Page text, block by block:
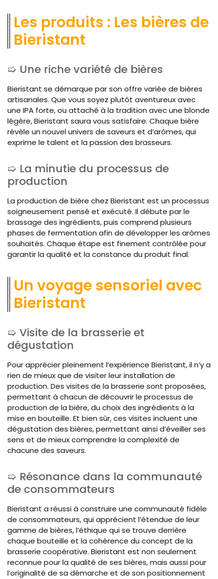
Les produits : Les bières de
Bieristant
Une riche variété de bières
Bieristant se démarque par son offre variée de bières
artisanales. Que vous soyez plutôt aventureux avec
une IPA forte, ou attaché à la tradition avec une blonde
légère, Bieristant saura vous satisfaire. Chaque bière
révèle un nouvel univers de saveurs et d’arômes, qui
exprime le talent et la passion des brasseurs.
La minutie du processus de
production
La production de bière chez Bieristant est un processus
soigneusement pensé et exécuté. Il débute par le
brassage des ingrédients, puis comprend plusieurs
phases de fermentation afin de développer les arômes
souhaités. Chaque étape est finement contrôlée pour
garantir la qualité et la constance du produit final.
Un voyage sensoriel avec
Bieristant
Visite de la brasserie et
dégustation
Pour apprécier pleinement l’expérience Bieristant, il n’y a
rien de mieux que de visiter leur installation de
production. Des visites de la brasserie sont proposées,
permettant à chacun de découvrir le processus de
production de la bière, du choix des ingrédients à la
mise en bouteille. Et bien sûr, ces visites incluent une
dégustation des bières, permettant ainsi d’éveiller ses
sens et de mieux comprendre la complexité de
chacune des saveurs.
Résonance dans la communauté
de consommateurs
Bieristant a réussi à construire une communauté fidèle
de consommateurs, qui apprécient l’étendue de leur
gamme de bières, l’éthique qui se trouve derrière
chaque bouteille et la cohérence du concept de la
brasserie coopérative. Bieristant est non seulement
reconnue pour la qualité de ses bières, mais aussi pour
l’originalité de sa démarche et de son positionnement